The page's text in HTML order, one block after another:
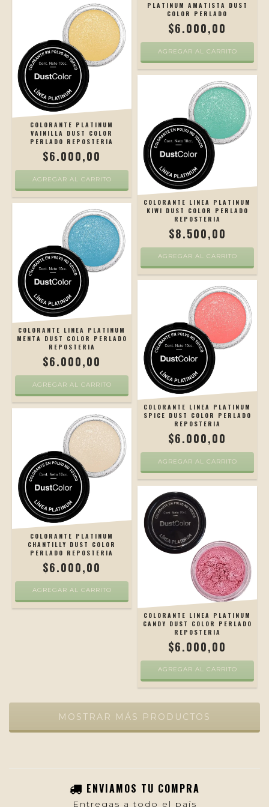
PLATINUM AMATISTA DUST
COLOR PERLADO
$6.000,00
COLORANTE PLATINUM
VAINILLA DUST COLOR
PERLADO REPOSTERIA
$6.000,00
COLORANTE LINEA PLATINUM
KIWI DUST COLOR PERLADO
REPOSTERIA
$8.500,00
COLORANTE LINEA PLATINUM
MENTA DUST COLOR PERLADO
REPOSTERIA
$6.000,00
COLORANTE LINEA PLATINUM
SPICE DUST COLOR PERLADO
REPOSTERIA
$6.000,00
COLORANTE PLATINUM
CHANTILLY DUST COLOR
PERLADO REPOSTERIA
$6.000,00
COLORANTE LINEA PLATINUM
CANDY DUST COLOR PERLADO
REPOSTERIA
$6.000,00
MOSTRAR MÁS PRODUCTOS
ENVIAMOS TU COMPRA
Entregas a todo el país